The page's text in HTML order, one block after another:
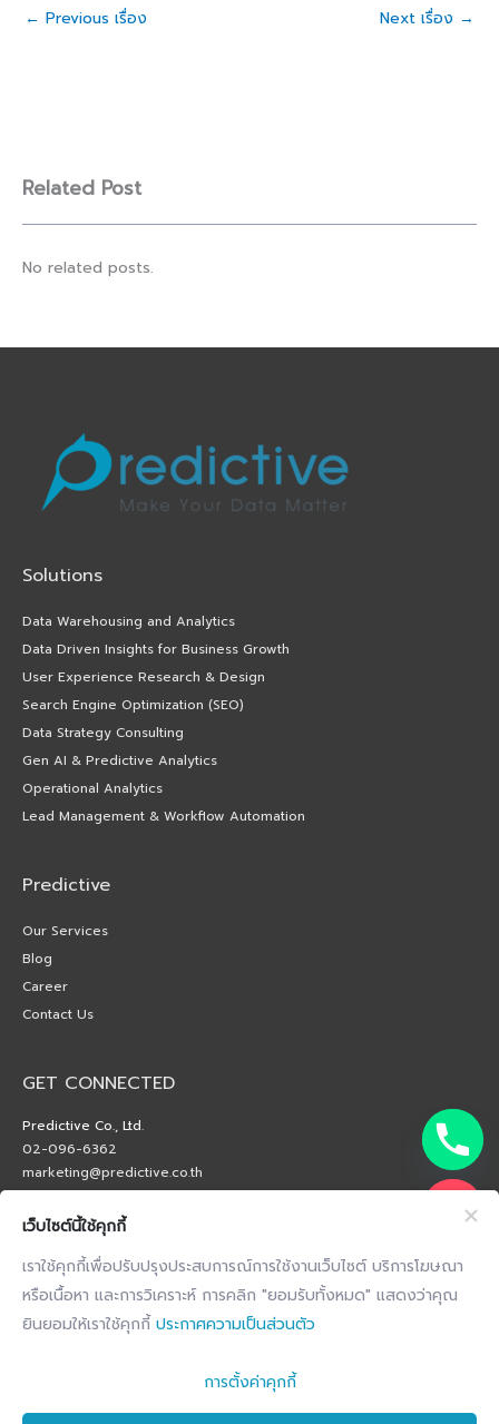
← Previous เรื่อง Next เรื่อง →
Related Post
No related posts.
Solutions
Data Warehousing and Analytics
Data Driven Insights for Business Growth
User Experience Research & Design
Search Engine Optimization (SEO)
Data Strategy Consulting
Gen AI & Predictive Analytics
Operational Analytics
Lead Management & Workflow Automation
Predictive
Our Services
Blog
Career
Contact Us
GET CONNECTED
Predictive Co., Ltd.
02-096-6362
marketing@predictive.co.th
เว็บไซต์นี้ใช้คุกกี้
เราใช้คุกกี้เพื่อปรับปรุงประสบการณ์การใช้งานเว็บไซต์ บริการโฆษณา
หรือเนื้อหา และการวิเคราะห์ การคลิก "ยอมรับทั้งหมด" แสดงว่าคุณ
ยินยอมให้เราใช้คุกกี้ ประกาศความเป็นส่วนตัว
การตั้งค่าคุกกี้